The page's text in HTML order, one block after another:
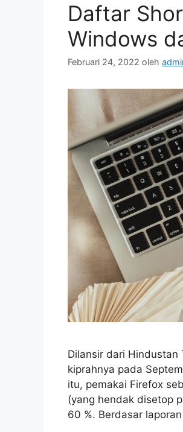
Daftar
Windows
Februari 24, 2022 oleh
Dilansir dari Hindustan
kiprahnya pada
itu, pemakai Firefox
(yang hendak disetop
60 %. Berdasar